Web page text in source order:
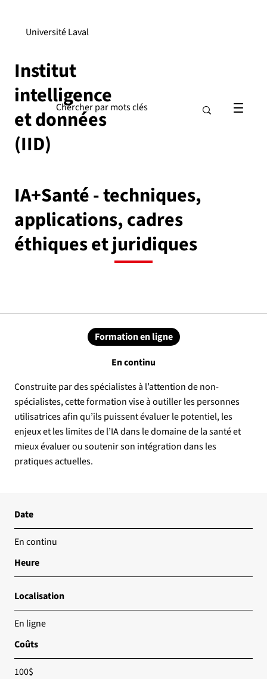
Institut
intelligence
et données
(IID)
Université Laval
IA+Santé - techniques,
applications, cadres
éthiques et juridiques
Formation en ligne
En continu
Construite par des spécialistes à l’attention de non-
spécialistes, cette formation vise à outiller les personnes
utilisatrices afin qu’ils puissent évaluer le potentiel, les
enjeux et les limites de l’IA dans le domaine de la santé et
mieux évaluer ou soutenir son intégration dans les
pratiques actuelles.
Date
En continu
Heure
Localisation
En ligne
Coûts
100$